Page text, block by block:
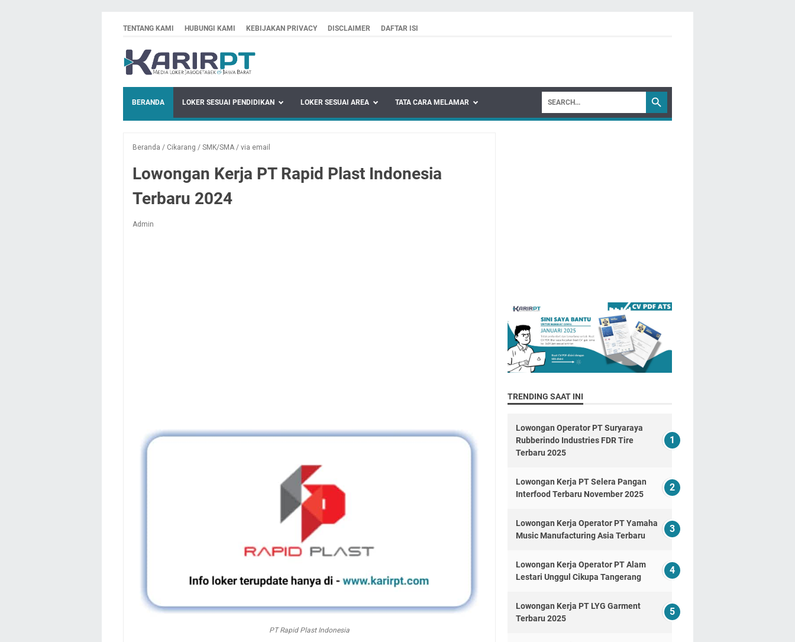
TENTANG KAMI HUBUNGI KAMI KEBIJAKAN PRIVACY DISCLAIMER DAFTAR ISI
BERANDA LOKER SESUAI PENDIDIKAN LOKER SESUAI AREA TATA CARA MELAMAR
Beranda / Cikarang / SMK/SMA / via email
Lowongan Kerja PT Rapid Plast Indonesia
Terbaru 2024
Admin
PT Rapid Plast Indonesia
TRENDING SAAT INI
Lowongan Operator PT Suryaraya
Rubberindo Industries FDR Tire
Terbaru 2025
Lowongan Kerja PT Selera Pangan
Interfood Terbaru November 2025
Lowongan Kerja Operator PT Yamaha
Music Manufacturing Asia Terbaru
Lowongan Kerja Operator PT Alam
Lestari Unggul Cikupa Tangerang
Lowongan Kerja PT LYG Garment
Terbaru 2025